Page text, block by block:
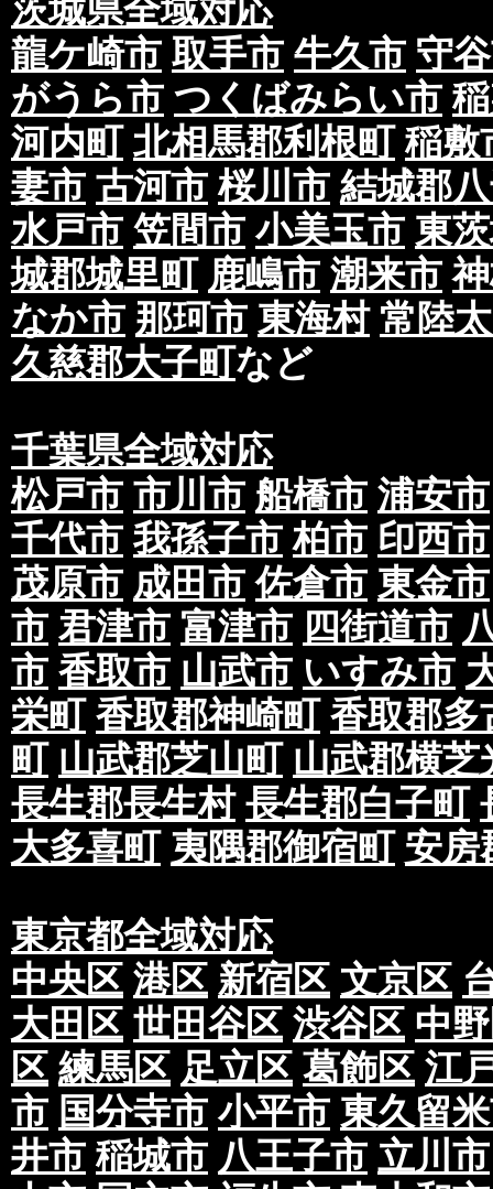
茨城県全域対応
龍ケ崎市 取手市 牛久市 守
がうら市 つくばみらい市
河内町 北相馬郡利根町 稲敷
妻市 古河市 桜川市 結城郡
水戸市 笠間市 小美玉市 東
城郡城里町 鹿嶋市 潮来市
なか市 那珂市 東海村 常陸
久慈郡大子町など
千葉県全域対応
松戸市 市川市 船橋市 浦安市
千代市 我孫子市 柏市 印西市
茂原市 成田市 佐倉市 東金市
市 君津市 富津市 四街道市
市 香取市 山武市 いすみ市
栄町 香取郡神崎町 香取郡多
町 山武郡芝山町 山武郡横芝
長生郡長生村 長生郡白子町
大多喜町 夷隅郡御宿町 安房
東京都全域対応
中央区 港区 新宿区 文京区
大田区 世田谷区 渋谷区 中
区 練馬区 足立区 葛飾区 江
市 国分寺市 小平市 東久留
井市 稲城市 八王子市 立川市